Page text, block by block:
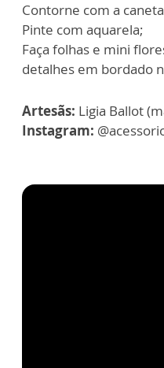
Contorne com a
Pinte com aquarela;
Faça folhas e mini
detalhes em bordado
Artesãs: Ligia Ballot
Instagram: